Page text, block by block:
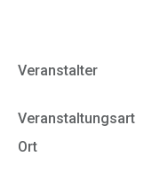
Veranstalter
Veranstaltungsart
Ort